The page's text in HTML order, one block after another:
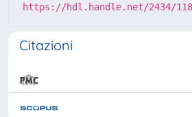
https://hdl.handle.net/2434/
Citazioni